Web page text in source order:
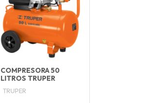
COMPRESORA 50
LITROS TRUPER
TRUPER